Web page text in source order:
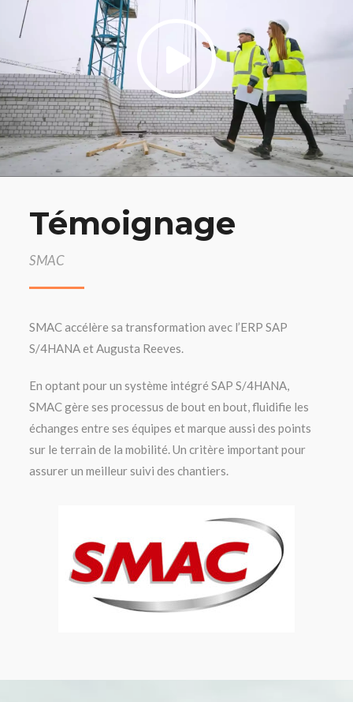
Témoignage
SMAC
SMAC accélère sa transformation avec l’ERP SAP
S/4HANA et Augusta Reeves.
En optant pour un système intégré SAP S/4HANA,
SMAC gère ses processus de bout en bout, fluidifie les
échanges entre ses équipes et marque aussi des points
sur le terrain de la mobilité. Un critère important pour
assurer un meilleur suivi des chantiers.